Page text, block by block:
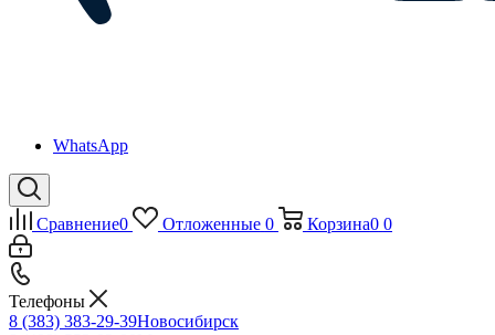
WhatsApp
Сравнение0 Отложенные 0 Корзина0 0
Телефоны
8 (383) 383-29-39Новосибирск